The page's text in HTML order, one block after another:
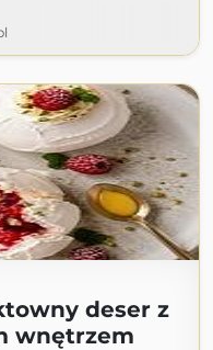
deser z
wnętrzem